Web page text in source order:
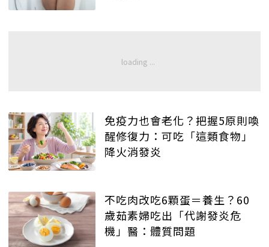
免疫力也會老化？把握5原則喚
醒修復力：可吃「這類食物」
降火消發炎
不吃肉改吃6顆蛋＝養生？60
歲茹素婦吃出「代謝發炎危
機」醫：體質問題